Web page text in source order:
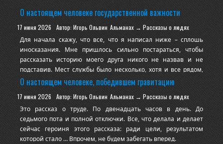
А вот тут меня и ждал Сюрприз. Ко мне подошёл Звездочёт.
- Алекс, возьми с собой, пожалуйста.
С казать что я был в тихом ах… Ах! Каком изумлении… Всё
равно, что культурно промолчать.
-Обоснуй.
- Да надоело, если честно,
О настоящем человеке государственной важности
17 июня 2026 Автор: Игорь Ольвин Альманах → Рассказы о людях
Для начала скажу, что все, что я написал ниже – сплошь
иносказания. Мне пришлось сильно постараться, чтобы
рассказать историю моего друга никого не назвав и не
подставив. Мест службы было несколько, хотя и все рядом,
многие «углы» в этой истории и биографии героя сглажены,
в некоторых местах есть «склейки». Долго я думал, стоит ли
вообще писать об этом, но потом понял: должен. В общем, я
вас пр
О настоящем человеке, победившем гравитацию
17 июня 2026 Автор: Игорь Ольвин Альманах → Рассказы о людях
Это рассказ о труде. По двенадцать часов в день. До
седьмого пота и полной отключки. Все, что делала и делает
сейчас героиня этого рассказа: ради цели, результатом
которой стало … Впрочем, не будем забегать вперед.